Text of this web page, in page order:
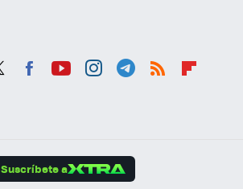
Suscríbete a